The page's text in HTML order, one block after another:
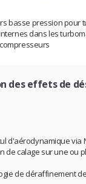
basse pression pour
dans les
des effets de
d'aérodynamique
de calage sur une
de déraffinement